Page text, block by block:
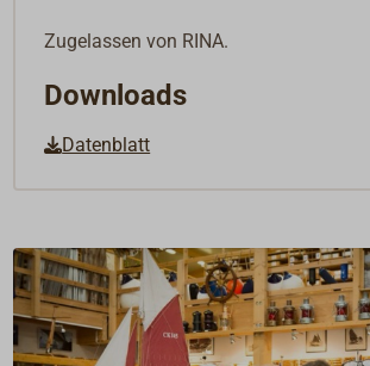
Zugelassen von RINA.
Downloads
Datenblatt